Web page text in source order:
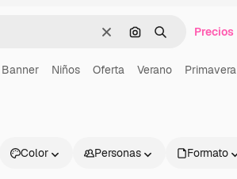
BorrarBuscar por imagen
BuscarPrecios
Banner Niños Oferta Verano Primavera
Color Personas Formato